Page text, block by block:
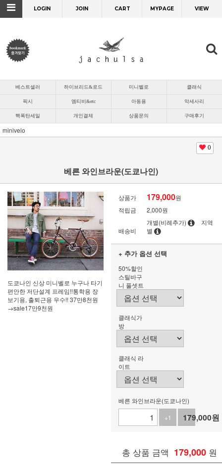
LOGIN JOIN CART MYPAGE VIEW
베스트셀러 하이브리드&로드 미니벨로 클래식
픽시 엠티비&etc 아동용 악세사리
핵폭탄세일 개인결제 상품문의 구매후기
minivelo
0
베른 와인브라운(도쿄나인)
도쿄나인 신상 미니벨로 누구나 타기
편안한 저단설계 프레임!!통학용 장
보기용, 출퇴근용 우수!! 37만8천원
→sale17만9천원
상품가 179,000원
적립금
2,000원
배송비
개별(비례추가)
지역
별
+ 추가 옵션 선택
50%할인
스틸바구
니 풀셋트
클래식가
방
클래식 라
이트
베른 와인브라운(도쿄나인)
+1
-1
179,000원
총 상품 금액 179,000 원